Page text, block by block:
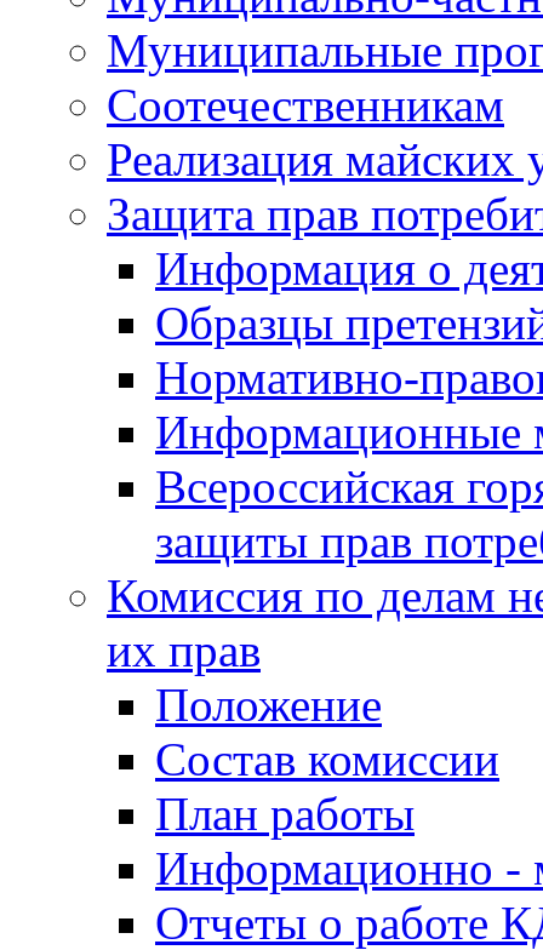
Муниципальные
Соотечественникам
Реализация майских
Защита прав
Информация о
Образцы
Нормативно-
Информационные
Всероссийская
защиты прав
Комиссия по делам
их прав
Положение
Состав комиссии
План работы
Информационно -
Отчеты о работе